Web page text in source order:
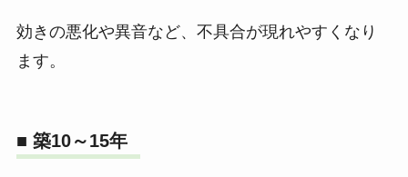
効きの悪化や異音など、不具合が現れやすくなり
ます。
■ 築10～15年